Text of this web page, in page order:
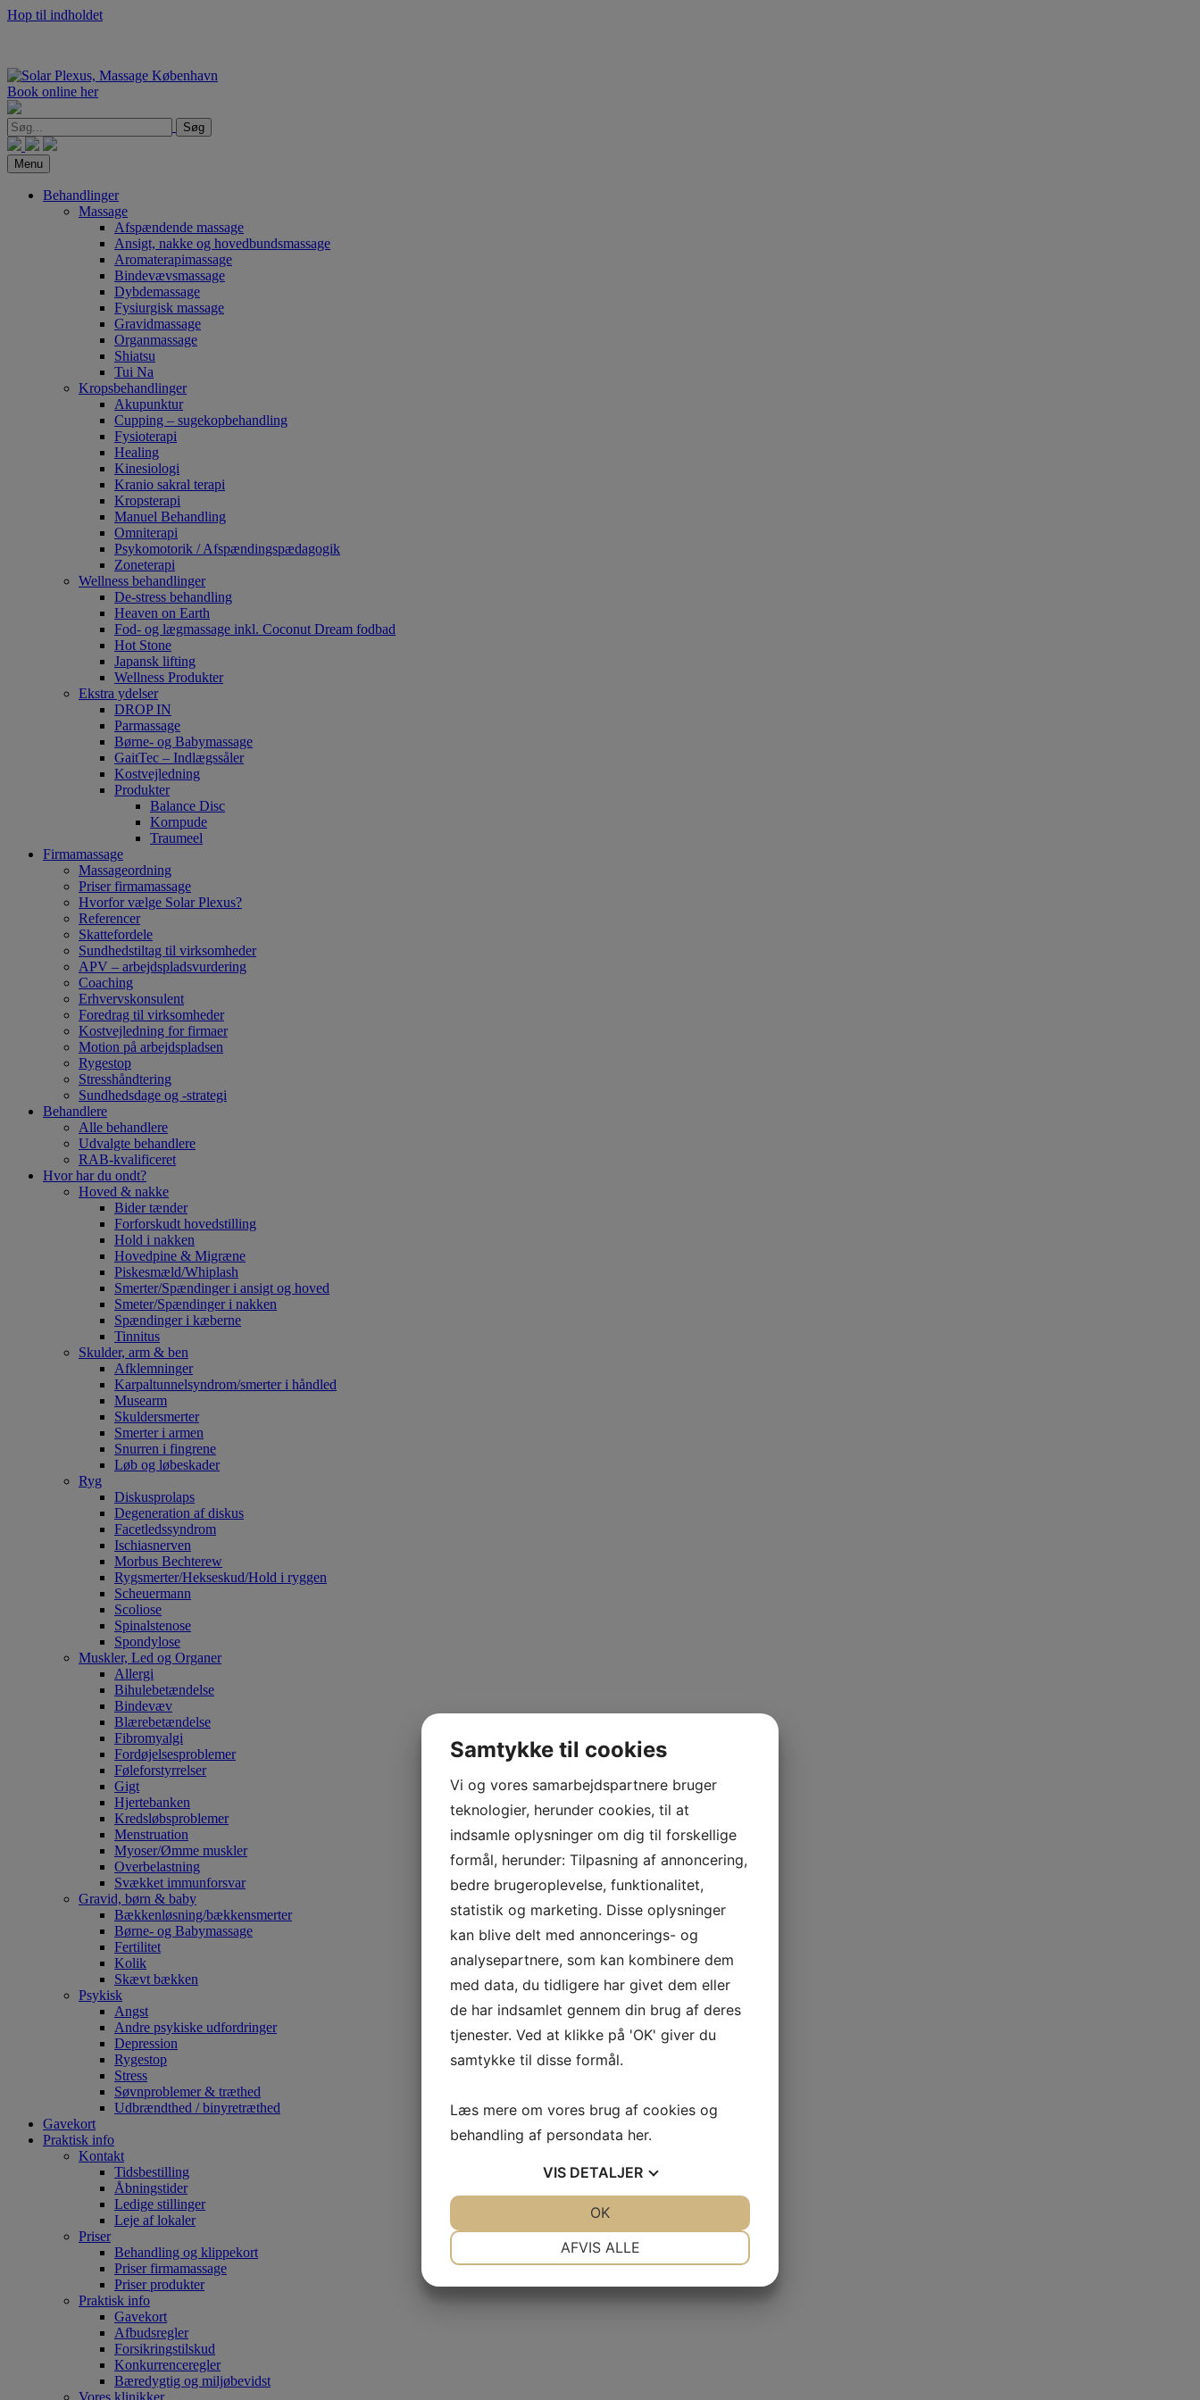
Hop til indholdet
Book online her
Søg
Menu
Behandlinger
Massage
Afspændende massage
Ansigt, nakke og hovedbundsmassage
Aromaterapimassage
Bindevævsmassage
Dybdemassage
Fysiurgisk massage
Gravidmassage
Organmassage
Shiatsu
Tui Na
Kropsbehandlinger
Akupunktur
Cupping – sugekopbehandling
Fysioterapi
Healing
Kinesiologi
Kranio sakral terapi
Kropsterapi
Manuel Behandling
Omniterapi
Psykomotorik / Afspændingspædagogik
Zoneterapi
Wellness behandlinger
De-stress behandling
Heaven on Earth
Fod- og lægmassage inkl. Coconut Dream fodbad
Hot Stone
Japansk lifting
Wellness Produkter
Ekstra ydelser
DROP IN
Parmassage
Børne- og Babymassage
GaitTec – Indlægssåler
Kostvejledning
Produkter
Balance Disc
Kornpude
Traumeel
Firmamassage
Massageordning
Priser firmamassage
Hvorfor vælge Solar Plexus?
Referencer
Skattefordele
Sundhedstiltag til virksomheder
APV – arbejdspladsvurdering
Coaching
Erhvervskonsulent
Foredrag til virksomheder
Kostvejledning for firmaer
Motion på arbejdspladsen
Rygestop
Stresshåndtering
Sundhedsdage og -strategi
Behandlere
Alle behandlere
Udvalgte behandlere
RAB-kvalificeret
Hvor har du ondt?
Hoved & nakke
Bider tænder
Forforskudt hovedstilling
Hold i nakken
Hovedpine & Migræne
Piskesmæld/Whiplash
Smerter/Spændinger i ansigt og hoved
Smeter/Spændinger i nakken
Spændinger i kæberne
Tinnitus
Skulder, arm & ben
Afklemninger
Karpaltunnelsyndrom/smerter i håndled
Musearm
Skuldersmerter
Smerter i armen
Snurren i fingrene
Løb og løbeskader
Ryg
Diskusprolaps
Degeneration af diskus
Facetledssyndrom
Ischiasnerven
Morbus Bechterew
Rygsmerter/Hekseskud/Hold i ryggen
Scheuermann
Scoliose
Spinalstenose
Spondylose
Muskler, Led og Organer
Allergi
Bihulebetændelse
Bindevæv
Blærebetændelse
Fibromyalgi
Fordøjelsesproblemer
Føleforstyrrelser
Gigt
Hjertebanken
Kredsløbsproblemer
Menstruation
Myoser/Ømme muskler
Overbelastning
Svækket immunforsvar
Gravid, børn & baby
Bækkenløsning/bækkensmerter
Børne- og Babymassage
Fertilitet
Kolik
Skævt bækken
Psykisk
Angst
Andre psykiske udfordringer
Depression
Rygestop
Stress
Søvnproblemer & træthed
Udbrændthed / binyretræthed
Gavekort
Praktisk info
Kontakt
Tidsbestilling
Åbningstider
Ledige stillinger
Leje af lokaler
Priser
Behandling og klippekort
Priser firmamassage
Priser produkter
Praktisk info
Gavekort
Afbudsregler
Forsikringstilskud
Konkurrenceregler
Bæredygtig og miljøbevidst
Vores klinikker
Samtykke til cookies
Vi og vores samarbejdspartnere bruger
teknologier, herunder cookies, til at
indsamle oplysninger om dig til forskellige
formål, herunder: Tilpasning af annoncering,
bedre brugeroplevelse, funktionalitet,
statistik og marketing. Disse oplysninger
kan blive delt med annoncerings- og
analysepartnere, som kan kombinere dem
med data, du tidligere har givet dem eller
de har indsamlet gennem din brug af deres
tjenester. Ved at klikke på 'OK' giver du
samtykke til disse formål.
Læs mere om vores brug af cookies og
behandling af persondata her.
VIS DETALJER
AFVIS ALLE
OK